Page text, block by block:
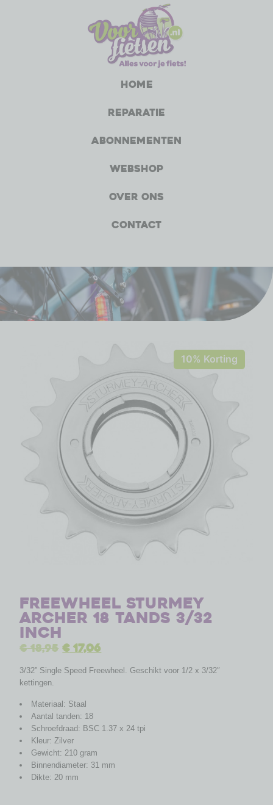
Home
Reparatie
Abonnementen
Webshop
Over ons
Contact
10% Korting
Freewheel Sturmey
Archer 18 tands 3/32
inch
€18,95 €17,06
3/32” Single Speed Freewheel. Geschikt voor 1/2 x 3/32″
kettingen.
Materiaal: Staal
Aantal tanden: 18
Schroefdraad: BSC 1.37 x 24 tpi
Kleur: Zilver
Gewicht: 210 gram
Binnendiameter: 31 mm
Dikte: 20 mm